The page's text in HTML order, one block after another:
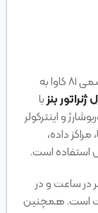
این محصول دارای توان اضطراری ۹۰ کاوا و توان اسمی ۸۱ کاوا به
ژنراتور بنزبا
و اینترکولر
داده،
استفاده است.
این محصول در توان اسمی ۱۰ لیتر در ساعت و در
۸.۲ لیتر در ساعت است. همچنین